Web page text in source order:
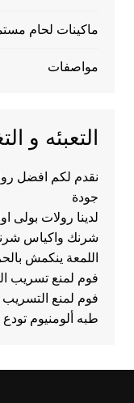
ماكينات لحام
مواصفات
التعبئه و
نقدم لكم افضل
جودة
لدينا رولات بولى
شرنك واكياس
اللمعة ينكمش
فوم لمنع تسريب
فوم لمنع التسريب
طبه ألومنيوم